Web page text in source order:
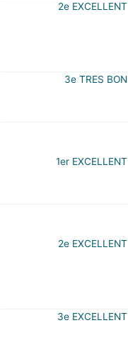
2e EXCELLENT
3e TRES BON
1er EXCELLENT
2e EXCELLENT
3e EXCELLENT